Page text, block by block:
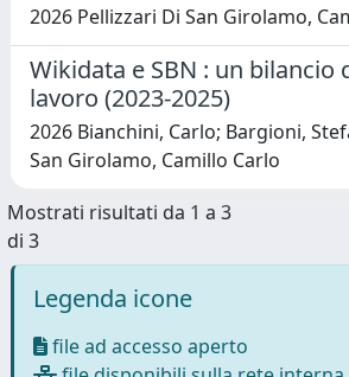
2026 Pellizzari Di San Girolamo,
Wikidata e SBN : un bilancio
lavoro (2023-2025)
2026 Bianchini, Carlo; Bargioni,
San Girolamo, Camillo Carlo
Mostrati risultati da 1 a 3
di 3
Legenda icone
file ad accesso aperto